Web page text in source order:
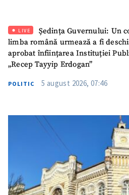
LIVE
Ședința Guvernului: Un
limba română urmează a fi
aprobat înființarea Instituției
„Recep Tayyip Erdogan”
POLITIC 5 august 2026, 07:46
Am citit și sunt de
acord cupolitica de
confidențialitate.